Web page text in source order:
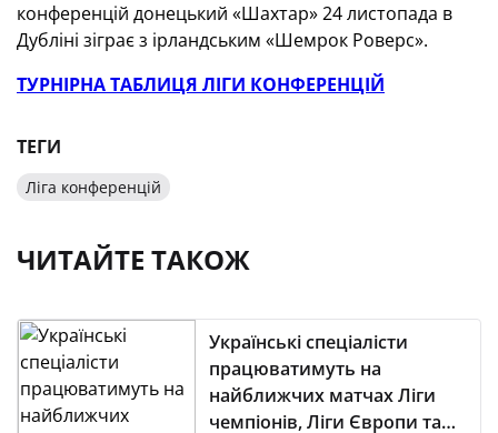
конференцій донецький «Шахтар» 24 листопада в
Дубліні зіграє з ірландським «Шемрок Роверс».
ТУРНІРНА ТАБЛИЦЯ ЛІГИ КОНФЕРЕНЦІЙ
ТЕГИ
Ліга конференцій
ЧИТАЙТЕ ТАКОЖ
Українські спеціалісти
працюватимуть на
найближчих матчах Ліги
чемпіонів, Ліги Європи та